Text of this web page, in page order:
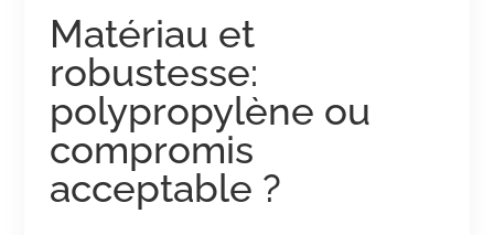
Matériau et
robustesse:
polypropylène ou
compromis
acceptable ?